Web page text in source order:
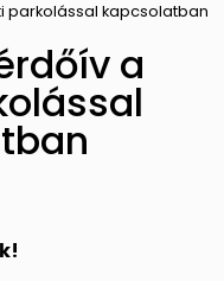
parkolással kapcsolatban​
a